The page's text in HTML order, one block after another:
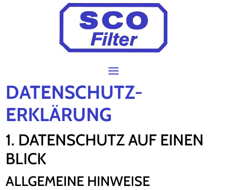
DATENSCHUTZ­
ERKLÄRUNG
1. DATENSCHUTZ AUF EINEN
BLICK
ALLGEMEINE HINWEISE